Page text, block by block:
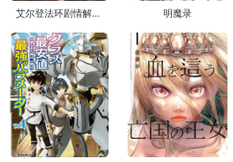
艾尔登法环剧情解析漫画 明魔录